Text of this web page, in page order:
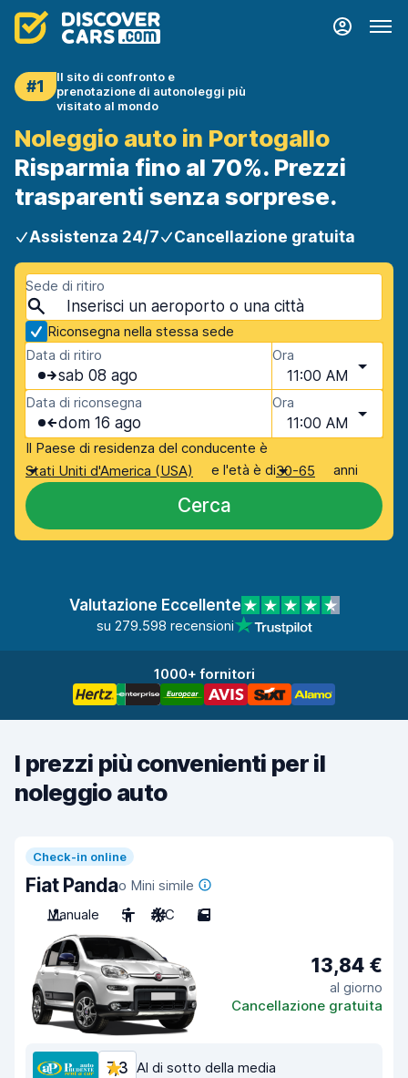
#1
Il sito di confronto e
prenotazione di autonoleggi più
visitato al mondo
Noleggio auto in Portogallo
Risparmia fino al 70%. Prezzi
trasparenti senza sorprese.
Assistenza 24/7 Cancellazione gratuita
Sede di ritiro
Riconsegna nella stessa sede
Data di ritiro
sab 08 ago
Ora
11:00 AM
Data di riconsegna
dom 16 ago
Ora
11:00 AM
Il Paese di residenza del conducente è
Stati Uniti d'America (USA)
e l'età è di30-65 anni
Cerca
Valutazione Eccellente
su 279.598 recensioni
1000+ fornitori
I prezzi più convenienti per il
noleggio auto
Check-in online
Fiat Pandao Mini simile
Manuale
5 A/C 5
13,84 €
al giorno
Cancellazione gratuita
7,3 Al di sotto della media